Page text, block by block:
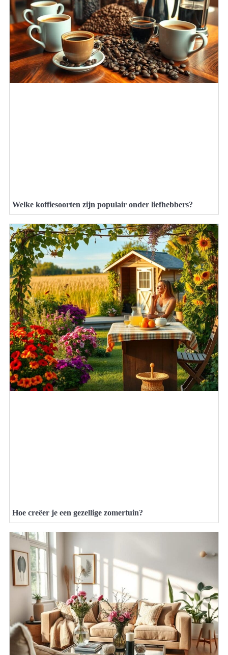
Welke koffiesoorten zijn populair onder liefhebbers?
Hoe creëer je een gezellige zomertuin?